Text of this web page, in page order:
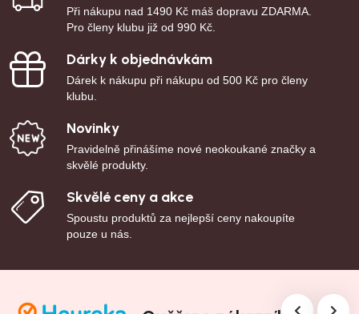
Při nákupu nad 1490 Kč máš dopravu ZDARMA.
Pro členy klubu již od 990 Kč.
Dárky k objednávkám
Dárek k nákupu při nákupu od 500 Kč pro členy
klubu.
Novinky
Pravidelně přinášíme nové neokoukané značky a
skvělé produkty.
Skvělé ceny a akce
Spoustu produktů za nejlepší ceny nakoupíte
pouze u nás.